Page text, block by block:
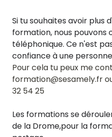
Si tu souhaites avoir plus
formation, nous pouvons
téléphonique. Ce n'est
Pour cela tu peux me
formation@sesamely.fr
32 54 25
Les formations se
de la Drome,pour la